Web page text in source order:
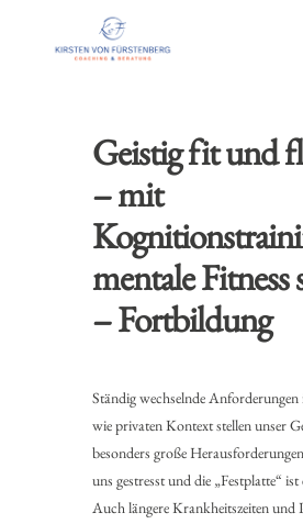
Geistig fit und
– mit
mentale Fitness
– Fortbildung
Ständig wechselnde
wie privaten Kontext stellen unser
besonders große
uns gestresst und die „Festplatte“
Auch längere Krankheitszeiten und